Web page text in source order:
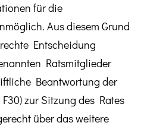
für die
Aus diesem Grund
Entscheidung
Ratsmitglieder
Beantwortung der
zur Sitzung des Rates
über das weitere